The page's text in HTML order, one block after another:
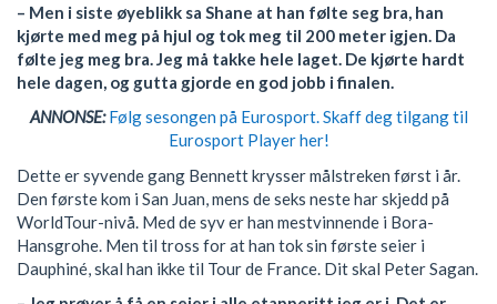
– Men i siste øyeblikk sa Shane at han følte seg bra, han
kjørte med meg på hjul og tok meg til 200 meter igjen. Da
følte jeg meg bra. Jeg må takke hele laget. De kjørte hardt
hele dagen, og gutta gjorde en god jobb i finalen.
ANNONSE: Følg sesongen på Eurosport. Skaff deg tilgang til
Eurosport Player her!
Dette er syvende gang Bennett krysser målstreken først i år.
Den første kom i San Juan, mens de seks neste har skjedd på
WorldTour-nivå. Med de syv er han mestvinnende i Bora-
Hansgrohe. Men til tross for at han tok sin første seier i
Dauphiné, skal han ikke til Tour de France. Dit skal Peter Sagan.